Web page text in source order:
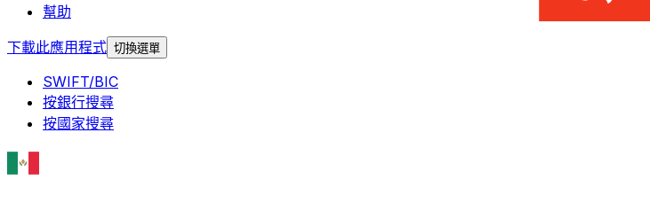
幫助
下載此應用程式 切換選單
SWIFT/BIC
按銀行搜尋
按國家搜尋